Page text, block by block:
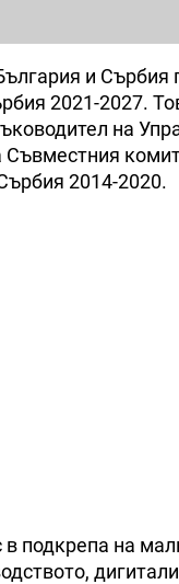
и Сърбия
2021-2027.
на
2014-2020.
подкрепа на